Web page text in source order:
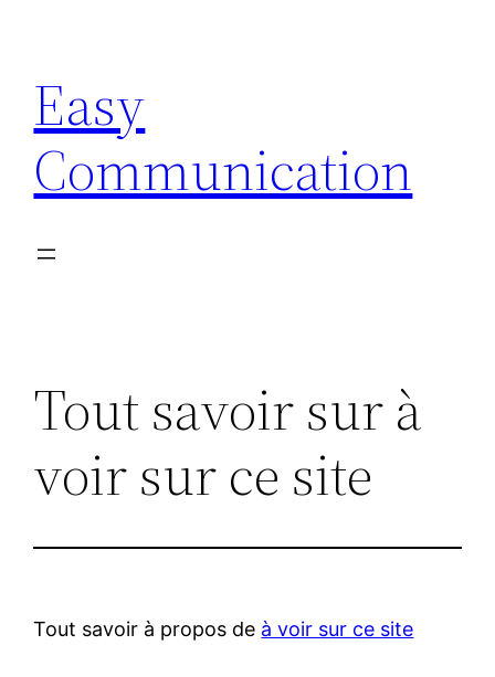
contenu
Easy
Communication
Tout savoir sur à
voir sur ce site
Tout savoir à propos de à voir sur ce site